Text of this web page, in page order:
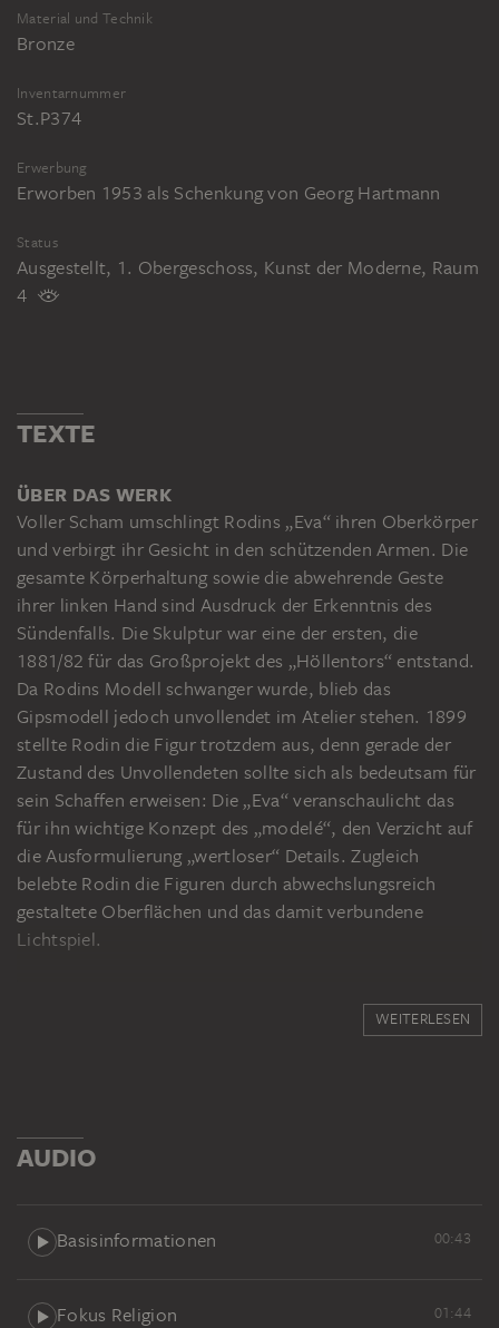
Material und Technik
Bronze
Inventarnummer
St.P374
Erwerbung
Erworben 1953 als Schenkung von Georg Hartmann
Status
Ausgestellt, 1. Obergeschoss, Kunst der Moderne, Raum
4
TEXTE
ÜBER DAS WERK
Voller Scham umschlingt Rodins „Eva“ ihren Oberkörper
und verbirgt ihr Gesicht in den schützenden Armen. Die
gesamte Körperhaltung sowie die abwehrende Geste
ihrer linken Hand sind Ausdruck der Erkenntnis des
Sündenfalls. Die Skulptur war eine der ersten, die
1881/82 für das Großprojekt des „Höllentors“ entstand.
Da Rodins Modell schwanger wurde, blieb das
Gipsmodell jedoch unvollendet im Atelier stehen. 1899
stellte Rodin die Figur trotzdem aus, denn gerade der
Zustand des Unvollendeten sollte sich als bedeutsam für
sein Schaffen erweisen: Die „Eva“ veranschaulicht das
für ihn wichtige Konzept des „modelé“, den Verzicht auf
die Ausformulierung „wertloser“ Details. Zugleich
belebte Rodin die Figuren durch abwechslungsreich
gestaltete Oberflächen und das damit verbundene
Lichtspiel.
Kunstsammler wurde 1920 Mitglied des Städelschen
Museums-Vereins, ab 1935 war er zugleich
Interesse als Sammler galt vorwiegend der
mittelalterlichen Plastik, er war aber auch offen für
Paris zunächst für sich erworben, 1953 dann dem Städel
WEITERLESEN
AUDIO
Basisinformationen 00:43
Fokus Religion 01:44